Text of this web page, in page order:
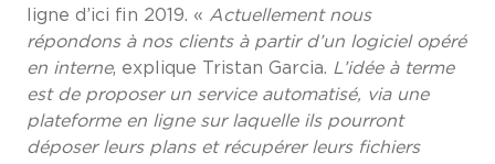
ligne d’ici fin 2019. « Actuellement nous
répondons à nos clients à partir d’un logiciel opéré
en interne, explique Tristan Garcia. L’idée à terme
est de proposer un service automatisé, via une
plateforme en ligne sur laquelle ils pourront
déposer leurs plans et récupérer leurs fichiers